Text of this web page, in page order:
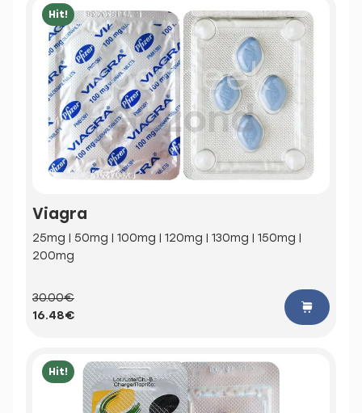
Hit!
Viagra
25mg | 50mg | 100mg | 120mg | 130mg | 150mg |
200mg
30.00€
16.48€
Hit!